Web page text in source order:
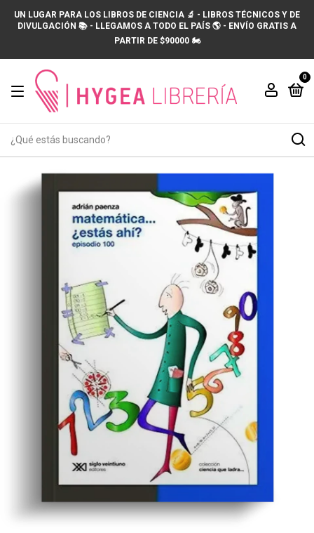
UN LUGAR PARA LOS LIBROS DE CIENCIA 🔬 - LIBROS TÉCNICOS Y DE
DIVULGACIÓN 📚 - LLEGAMOS A TODO EL PAÍS 🌎 - ENVÍO GRATIS A
PARTIR DE $90000 🏍️
0